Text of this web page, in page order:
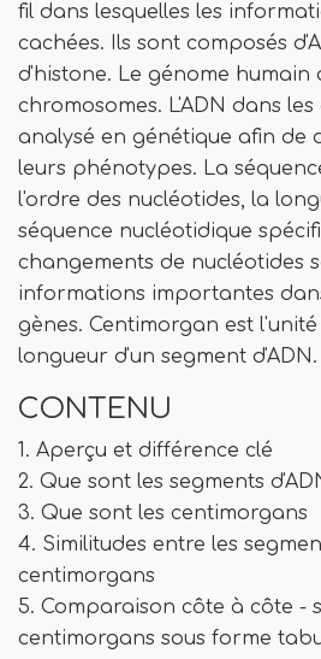
fil dans lesquelles les
cachées. Ils sont composés
d'histone. Le génome humain
chromosomes. L'ADN dans
analysé en génétique afin de
leurs phénotypes. La
l'ordre des nucléotides, la
séquence nucléotidique
changements de nucléotides
informations importantes
gènes. Centimorgan est
longueur d'un segment d'ADN.
CONTENU
1. Aperçu et différence clé
2. Que sont les segments
3. Que sont les centimorgans
4. Similitudes entre les
centimorgans
5. Comparaison côte à côte -
centimorgans sous forme